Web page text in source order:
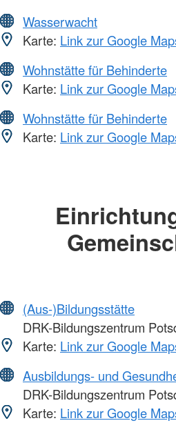
Wasserwacht
Karte: Link zur Google
Wohnstätte für Behinderte
Karte: Link zur Google
Wohnstätte für Behinderte
Karte: Link zur Google
(Aus-)Bildungsstätte
DRK-Bildungszentrum
Karte: Link zur Google
Ausbildungs- und
DRK-Bildungszentrum
Karte: Link zur Google